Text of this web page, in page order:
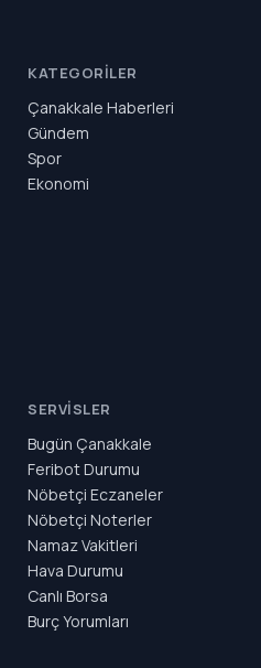
KATEGORILER
Çanakkale Haberleri
Gündem
Spor
Ekonomi
SERVISLER
Bugün Çanakkale
Feribot Durumu
Nöbetçi Eczaneler
Nöbetçi Noterler
Namaz Vakitleri
Hava Durumu
Canlı Borsa
Burç Yorumları